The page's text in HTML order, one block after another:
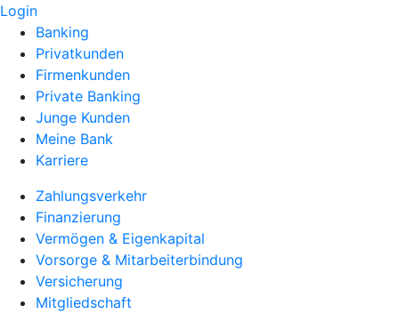
Login
Banking
Privatkunden
Firmenkunden
Private Banking
Junge Kunden
Meine Bank
Karriere
Zahlungsverkehr
Finanzierung
Vermögen & Eigenkapital
Vorsorge & Mitarbeiterbindung
Versicherung
Mitgliedschaft